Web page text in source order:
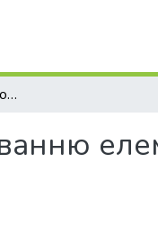
Розвиток методології розрахунку на опір руйнуванню елементов обладнання АЕС